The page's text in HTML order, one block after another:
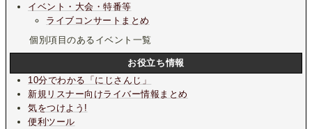
イベント・大会・特番等
ライブコンサートまとめ
個別項目のあるイベント一覧
お役立ち情報
10分でわかる「にじさんじ」
新規リスナー向けライバー情報まとめ
気をつけよう!
便利ツール